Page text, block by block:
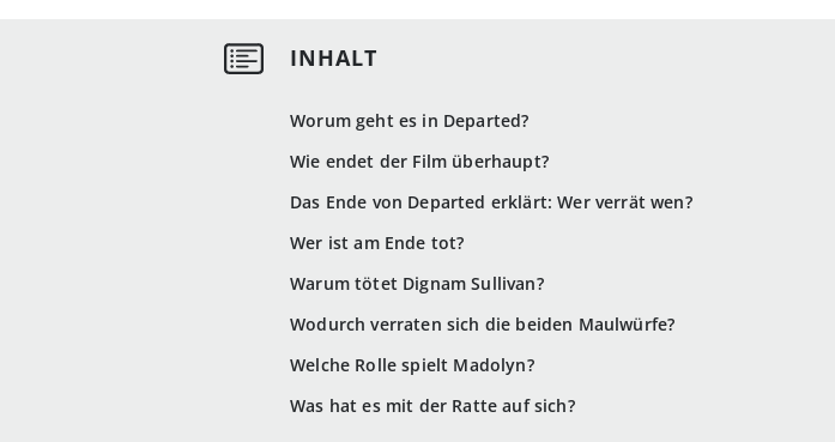
Worum geht es in Departed?
Wie endet der Film überhaupt?
Das Ende von Departed erklärt: Wer verrät wen?
Wer ist am Ende tot?
Warum tötet Dignam Sullivan?
Wodurch verraten sich die beiden Maulwürfe?
Welche Rolle spielt Madolyn?
Was hat es mit der Ratte auf sich?